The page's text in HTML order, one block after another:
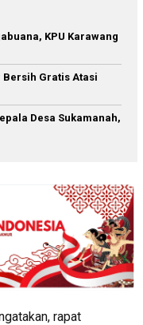
KPU Karawang
Gratis Atasi
Desa Sukamanah,
rapat